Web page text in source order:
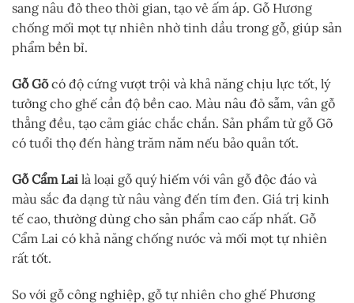
sang nâu đỏ theo thời gian, tạo vẻ ấm áp. Gỗ Hương
chống mối mọt tự nhiên nhờ tinh dầu trong gỗ, giúp sản
phẩm bền bỉ.
Gỗ Gõcó độ cứng vượt trội và khả năng chịu lực tốt, lý
tưởng cho ghế cần độ bền cao. Màu nâu đỏ sẫm, vân gỗ
thẳng đều, tạo cảm giác chắc chắn. Sản phẩm từ gỗ Gõ
có tuổi thọ đến hàng trăm năm nếu bảo quản tốt.
Gỗ Cẩm Lai là loại gỗ quý hiếm với vân gỗ độc đáo và
màu sắc đa dạng từ nâu vàng đến tím đen. Giá trị kinh
tế cao, thường dùng cho sản phẩm cao cấp nhất. Gỗ
Cẩm Lai có khả năng chống nước và mối mọt tự nhiên
rất tốt.
So với gỗ công nghiệp, gỗ tự nhiên cho ghế Phương